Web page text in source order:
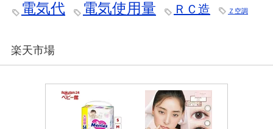
電気代 電気使用量 ＲＣ造 Ｚ空調
楽天市場